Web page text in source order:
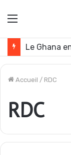
Menu
Le Ghana
Accueil / RDC
RDC